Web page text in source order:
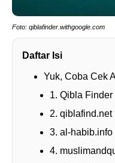
Foto: qiblafinder.withgoogle.com
Daftar Isi
Yuk, Coba Cek
1. Qibla
2. qiblafind.net
3. al-habib.info
4.